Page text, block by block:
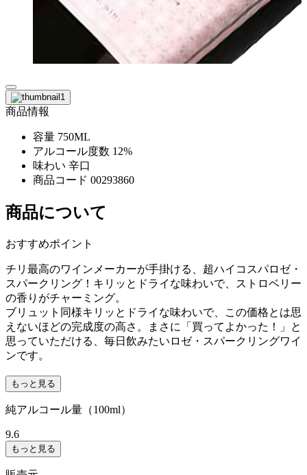
商品情報
容量 750ML
アルコール度数 12%
味わい 辛口
商品コード 00293860
商品について
おすすめポイント
チリ最高のワインメーカーが手掛ける、超ハイコスパロゼ・
スパークリング！キリッとドライな味わいで、ストロベリー
の香りがチャーミング。
ブリュット同様キリッとドライな味わいで、この価格とは思
えないほどの完成度の高さ。まさに「買ってよかった！」と
思っていただける、毎日飲みたいロゼ・スパークリングワイ
ンです。
もっと見る
純アルコール量（100ml）
9.6
もっと見る